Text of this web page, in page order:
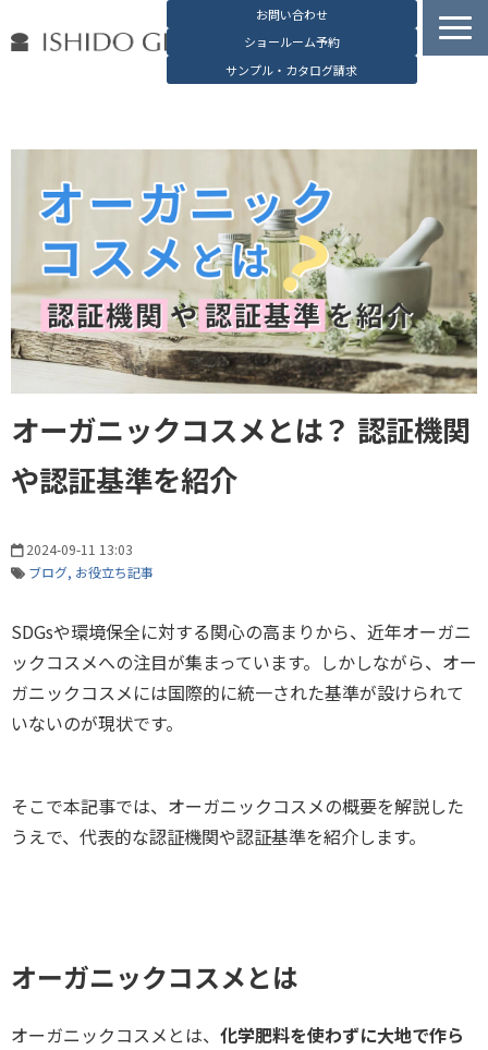
お問い合わせ
ショールーム予約
サンプル・カタログ請求
石堂硝子の特長
石堂硝子が選ばれる理由
お役立ち資料
ブログ
会社概要
English
オーガニックコスメとは？ 認証機関
や認証基準を紹介
2024-09-11 13:03
ブログ お役立ち記事
SDGsや環境保全に対する関心の高まりから、近年オーガニ
ックコスメへの注目が集まっています。しかしながら、オー
ガニックコスメには国際的に統一された基準が設けられて
いないのが現状です。
そこで本記事では、オーガニックコスメの概要を解説した
うえで、代表的な認証機関や認証基準を紹介します。
オーガニックコスメとは
オーガニックコスメとは、 化学肥料を使わずに大地で作ら